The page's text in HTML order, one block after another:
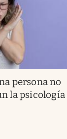
persona no
la psicología